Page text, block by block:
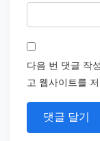
다음 번 댓글 작
고 웹사이트를